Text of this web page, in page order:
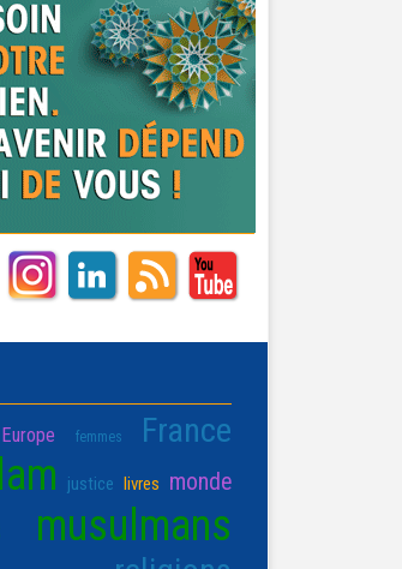
Europe femmes France
justice livres monde
musulmans